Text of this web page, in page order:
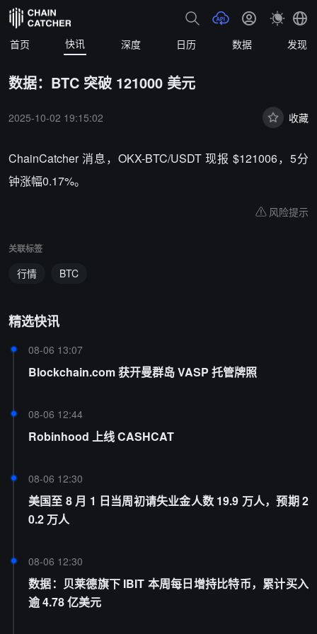
首页 快讯 深度 日历 数据 发现
数据：BTC 突破 121000 美元
2025-10-02 19:15:02 收藏
ChainCatcher 消息，OKX-BTC/USDT 现报 $121006，5分
钟涨幅0.17%。
风险提示
关联标签
行情 BTC
精选快讯
08-06 13:07
Blockchain.com 获开曼群岛 VASP 托管牌照
08-06 12:44
Robinhood 上线 CASHCAT
08-06 12:30
美国至 8 月 1 日当周初请失业金人数 19.9 万人，预期 2
0.2 万人
08-06 12:30
数据：贝莱德旗下 IBIT 本周每日增持比特币，累计买入
逾 4.78 亿美元